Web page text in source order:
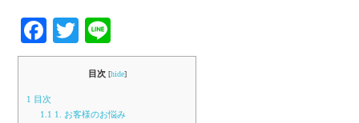
Fa
ce
ok
T
wi
tte
r
ne
目次 [hide]
1 目次
1.1 1. お客様のお悩み